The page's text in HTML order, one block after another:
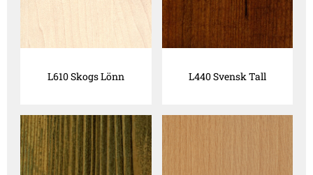
L610 Skogs Lönn L440 Svensk Tall